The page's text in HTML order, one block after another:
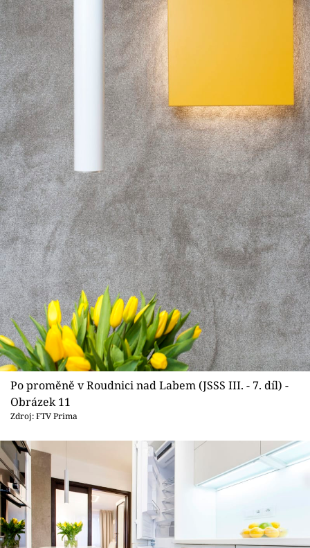
Po proměně v Roudnici nad Labem (JSSS III. - 7. díl) -
Obrázek 11
Zdroj: FTV Prima